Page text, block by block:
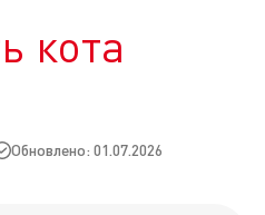
кота
Обновлено: 01.07.2026